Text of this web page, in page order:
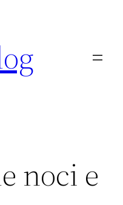
noci e